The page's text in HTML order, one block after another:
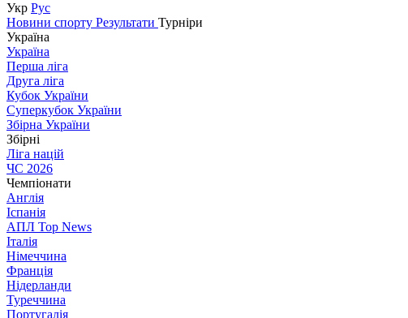
Укр Рус
Новини спорту Результати Турніри
Україна
Україна
Перша ліга
Друга ліга
Кубок України
Суперкубок України
Збірна України
Збірні
Ліга націй
ЧС 2026
Чемпіонати
Англія
Іспанія
АПЛ Top News
Італія
Німеччина
Франція
Нідерланди
Туреччина
Португалія